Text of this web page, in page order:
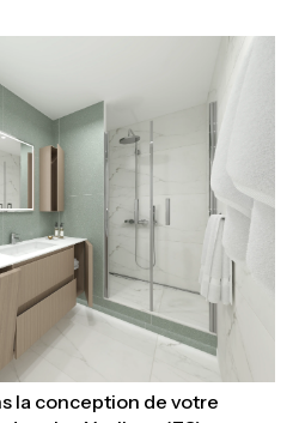
la conception de votre